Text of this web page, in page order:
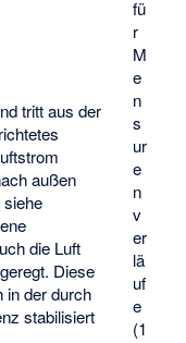
fü
r
M
e
n
s
ur
e
n
v
er
lä
uf
e
(1
tritt aus der
außen
siehe
die Luft
Diese
in der durch
stabilisiert